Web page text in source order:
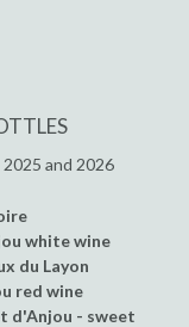
and 2026
white wine
du Layon
red wine
d'Anjou - sweet